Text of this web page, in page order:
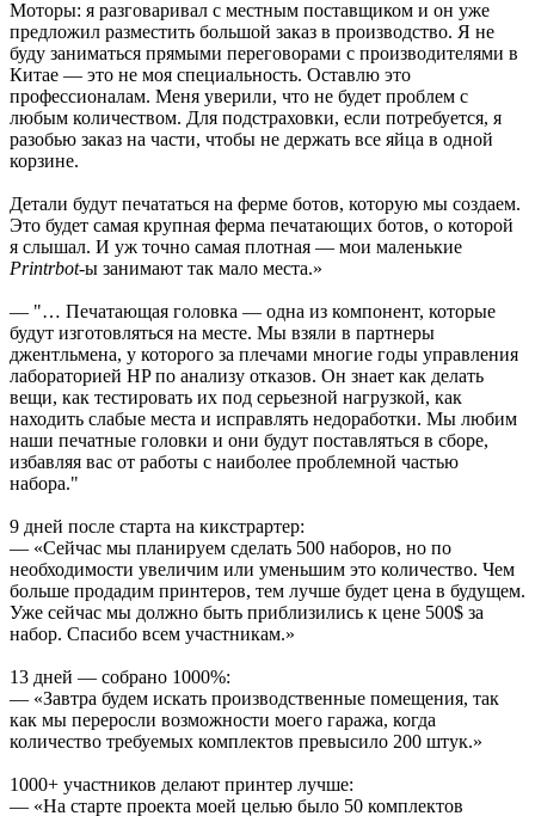
Моторы: я разговаривал с местным поставщиком и он уже
предложил разместить большой заказ в производство. Я не
буду заниматься прямыми переговорами с производителями в
Китае — это не моя специальность. Оставлю это
профессионалам. Меня уверили, что не будет проблем с
любым количеством. Для подстраховки, если потребуется, я
разобью заказ на части, чтобы не держать все яйца в одной
корзине.
Детали будут печататься на ферме ботов, которую мы создаем.
Это будет самая крупная ферма печатающих ботов, о которой
я слышал. И уж точно самая плотная — мои маленькие
Printrbot-ы занимают так мало места.»
— "… Печатающая головка — одна из компонент, которые
будут изготовляться на месте. Мы взяли в партнеры
джентльмена, у которого за плечами многие годы управления
лабораторией HP по анализу отказов. Он знает как делать
вещи, как тестировать их под серьезной нагрузкой, как
находить слабые места и исправлять недоработки. Мы любим
наши печатные головки и они будут поставляться в сборе,
избавляя вас от работы с наиболее проблемной частью
набора."
9 дней после старта на кикстрартер:
— «Сейчас мы планируем сделать 500 наборов, но по
необходимости увеличим или уменьшим это количество. Чем
больше продадим принтеров, тем лучше будет цена в будущем.
Уже сейчас мы должно быть приблизились к цене 500$ за
набор. Спасибо всем участникам.»
13 дней — собрано 1000%:
— «Завтра будем искать производственные помещения, так
как мы переросли возможности моего гаража, когда
количество требуемых комплектов превысило 200 штук.»
1000+ участников делают принтер лучше:
— «На старте проекта моей целью было 50 комплектов